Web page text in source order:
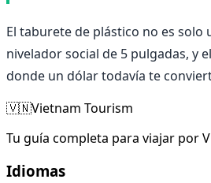
El taburete de plástico no es
nivelador social de 5 pulgadas, y
donde un dólar todavía te
🇻🇳Vietnam Tourism
Tu guía completa para viajar por
Idiomas